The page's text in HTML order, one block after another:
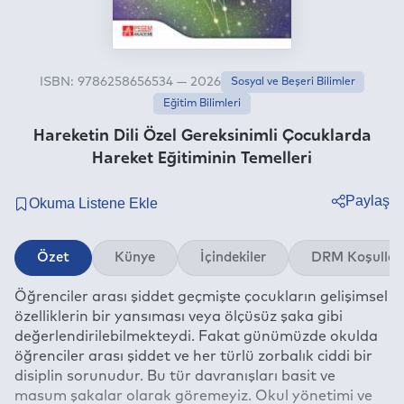
Hareketin Dili Özel Gereksinimli Çocuklarda
Hareket Eğitiminin Temelleri
ISBN: 9786258656534 — 2026
Sosyal ve Beşeri Bilimler
Eğitim Bilimleri
Paylaş
Twitter
Linkedin
Whatsapp
Telegram
E-mail
Özet Künye İçindekiler DRM Koşulları
Öğrenciler arası şiddet geçmişte çocukların gelişimsel
özelliklerin bir yansıması veya ölçüsüz şaka gibi
değerlendirilebilmekteydi. Fakat günümüzde okulda
öğrenciler arası şiddet ve her türlü zorbalık ciddi bir
disiplin sorunudur. Bu tür davranışları basit ve
masum şakalar olarak göremeyiz. Okul yönetimi ve